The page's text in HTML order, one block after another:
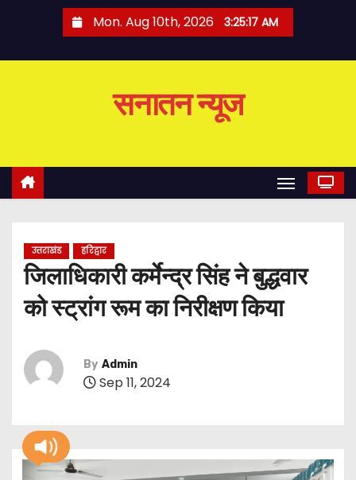
o
Mon. Aug 10th, 2026 3:25:17 AM
सनातन न्यूज
उत्तराखंड हरिद्वार
जिलाधिकारी कर्मेन्द्र सिंह ने बुद्धवार
को स्ट्रांग रूम का निरीक्षण किया
By Admin
Sep 11, 2024